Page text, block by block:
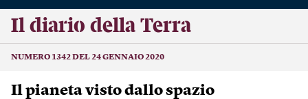
Il diario della Terra
NUMERO 1342 DEL 24 GENNAIO 2020
Il pianeta visto dallo spazio